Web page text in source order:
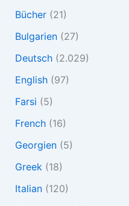
Bücher(21)
Bulgarien(27)
Deutsch(2.029)
English(97)
Farsi (5)
French(16)
Georgien(5)
Greek (18)
Italian(120)